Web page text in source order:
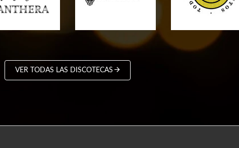
VER TODAS LAS DISCOTECAS